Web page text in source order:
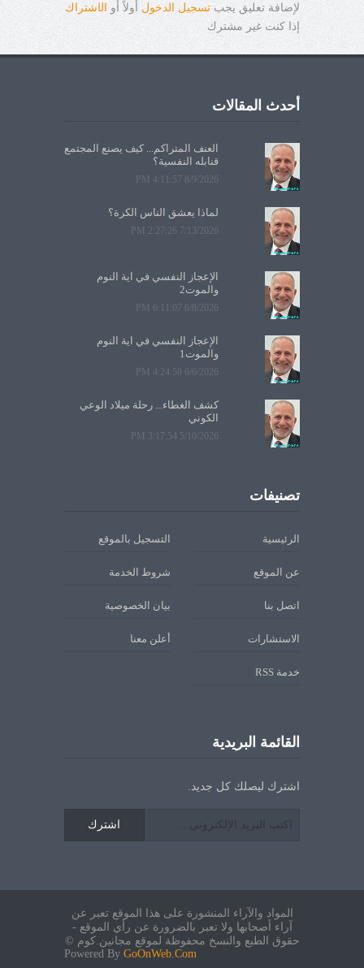
لإضافة تعليق يجب تسجيل الدخول أولاً أو الاشتراك
إذا كنت غير مشترك
أحدث المقالات
العنف المتراكم... كيف يصنع المجتمع
قنابله النفسية؟
8/9/2026 4:11:57 PM
لماذا يعشق الناس الكرة؟
7/13/2026 2:27:26 PM
الإعجاز النفسي في آية النوم
والموت2
6/8/2026 6:11:07 PM
الإعجاز النفسي في آية النوم
والموت1
6/6/2026 4:24:58 PM
كشف الغطاء... رحلة ميلاد الوعي
الكوني
5/10/2026 3:17:54 PM
تصنيفات
الرئيسية التسجيل بالموقع
عن الموقع شروط الخدمة
اتصل بنا بيان الخصوصية
الاستشارات أعلن معنا
خدمة RSS
القائمة البريدية
اشترك ليصلك كل جديد.
اشترك
المواد والآراء المنشورة على هذا الموقع تعبر عن
آراء أصحابها ولا تعبر بالضرورة عن رأي الموقع -
حقوق الطبع والنسخ محفوظة لموقع مجانين.كوم ©
Powered By GoOnWeb.Com